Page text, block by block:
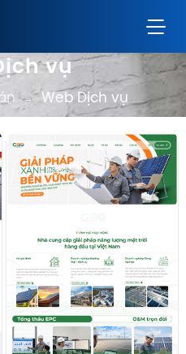
vụ
→ Web Dịch vụ